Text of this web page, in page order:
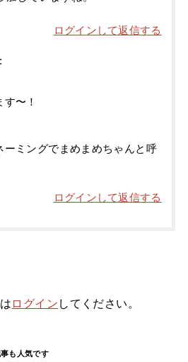
ログインして返信する
〜！
ーミングでまめまめちゃんと呼
ログインして返信する
ログイン してください。